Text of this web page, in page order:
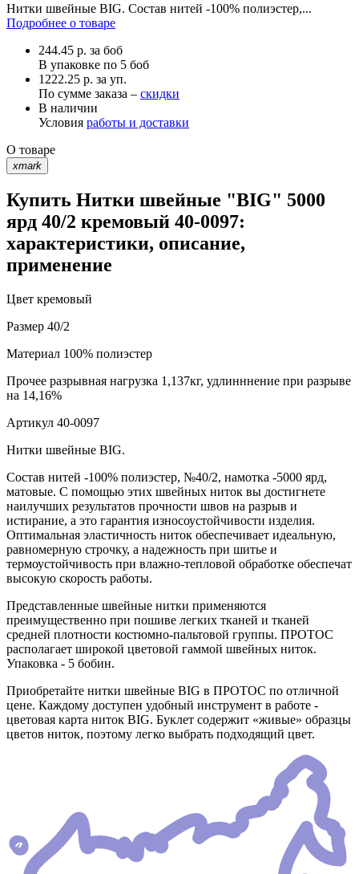
Нитки швейные BIG. Состав нитей -100% полиэстер,...
Подробнее о товаре
244.45 р. за боб
В упаковке по 5 боб
1222.25 р. за уп.
По сумме заказа – скидки
В наличии
Условия работы и доставки
О товаре
xmark
Купить Нитки швейные "BIG" 5000
ярд 40/2 кремовый 40-0097:
характеристики, описание,
применение
Цвет кремовый
Размер 40/2
Материал 100% полиэстер
Прочее разрывная нагрузка 1,137кг, удлинннение при разрыве
на 14,16%
Артикул 40-0097
Нитки швейные BIG.
Состав нитей -100% полиэстер, №40/2, намотка -5000 ярд,
матовые. С помощью этих швейных ниток вы достигнете
наилучших результатов прочности швов на разрыв и
истирание, а это гарантия износоустойчивости изделия.
Оптимальная эластичность ниток обеспечивает идеальную,
равномерную строчку, а надежность при шитье и
термоустойчивость при влажно-тепловой обработке обеспечат
высокую скорость работы.
Представленные швейные нитки применяются
преимущественно при пошиве легких тканей и тканей
средней плотности костюмно-пальтовой группы. ПРОТОС
располагает широкой цветовой гаммой швейных ниток.
Упаковка - 5 бобин.
Приобретайте нитки швейные BIG в ПРОТОС по отличной
цене. Каждому доступен удобный инструмент в работе -
цветовая карта ниток BIG. Буклет содержит «живые» образцы
цветов ниток, поэтому легко выбрать подходящий цвет.